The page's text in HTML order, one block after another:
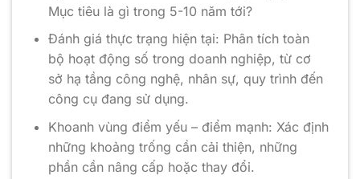
Mục tiêu là gì trong 5-10 năm tới?
Đánh giá thực trạng hiện tại: Phân tích toàn
bộ hoạt động số trong doanh nghiệp, từ cơ
sở hạ tầng công nghệ, nhân sự, quy trình đến
công cụ đang sử dụng.
Khoanh vùng điểm yếu – điểm mạnh: Xác định
những khoảng trống cần cải thiện, những
phần cần nâng cấp hoặc thay đổi.